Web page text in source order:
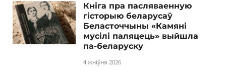
Кніга пра пасляваенную
гісторыю беларусаў
Беласточчыны «Камяні
мусілі паляцець» выйшла
па-беларуску
4 жніўня 2026